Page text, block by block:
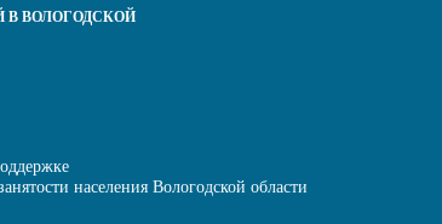
В ВОЛОГОДСКОЙ
населения Вологодской области